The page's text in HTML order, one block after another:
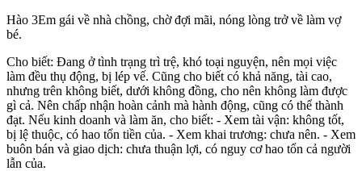
Hào 3Em gái về nhà chồng, chờ đợi mãi, nóng lòng trở về làm vợ
bé.
Cho biết: Đang ở tình trạng trì trệ, khó toại nguyện, nên mọi việc
làm đều thụ động, bị lép vế. Cũng cho biết có khả năng, tài cao,
nhưng trên không biết, dưới không đồng, cho nên không làm được
gì cả. Nên chấp nhận hoàn cảnh mà hành động, cũng có thể thành
đạt. Nếu kinh doanh và làm ăn, cho biết: - Xem tài vận: không tốt,
bị lệ thuộc, có hao tổn tiền của. - Xem khai trương: chưa nên. - Xem
buôn bán và giao dịch: chưa thuận lợi, có nguy cơ hao tổn cả người
lẫn của.